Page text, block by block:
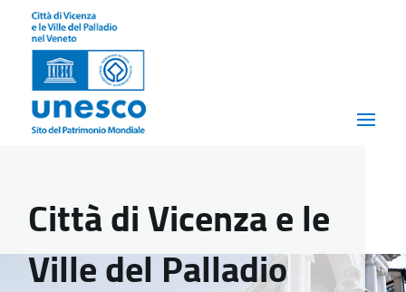
Città di Vicenza e le
Ville del Palladio